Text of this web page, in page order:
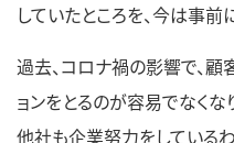
していたところを、今は事前
過去、コロナ禍の影響で、
ョンをとるのが容易でなくな
他社も企業努力をしているわ